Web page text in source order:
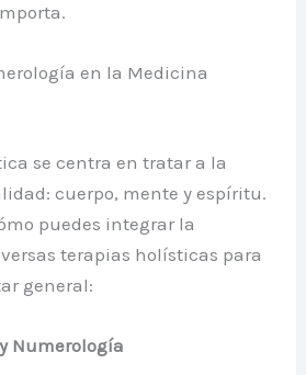
en la Medicina
se centra en tratar a la
cuerpo, mente y espíritu.
puedes integrar la
terapias holísticas para
general:
Numerología